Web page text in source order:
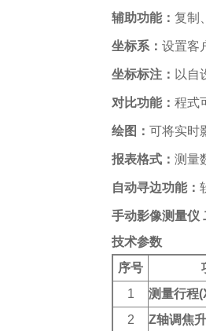
辅助功能： 复制
坐标系： 设置客
坐标标注： 以自
对比功能： 程式
绘图： 可将实时
报表格式： 测量
自动寻边功能：
手动影像测量仪
技术参数
序号
1
测量行程
2
Z轴调焦